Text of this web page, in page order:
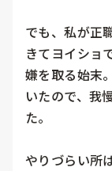
でも、私が正
きてヨイショ
嫌を取る始末
いたので、我
た。
やりづらい所